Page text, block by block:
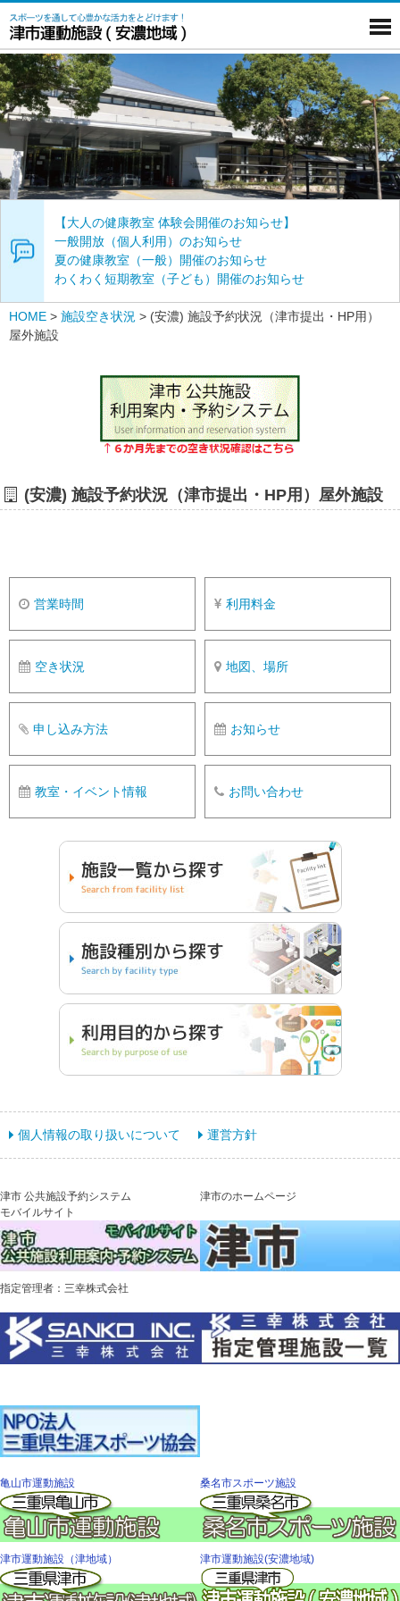
【大人の健康教室 体験会開催のお知らせ】
一般開放（個人利用）のお知らせ
夏の健康教室（一般）開催のお知らせ
わくわく短期教室（子ども）開催のお知らせ
HOME > 施設空き状況 > (安濃) 施設予約状況（津市提出・HP用）
屋外施設
(安濃) 施設予約状況（津市提出・HP用）屋外施設
営業時間 利用料金
空き状況 地図、場所
申し込み方法 お知らせ
教室・イベント情報 お問い合わせ
個人情報の取り扱いについて 運営方針
津市 公共施設予約システム
モバイルサイト
津市のホームページ
指定管理者：三幸株式会社